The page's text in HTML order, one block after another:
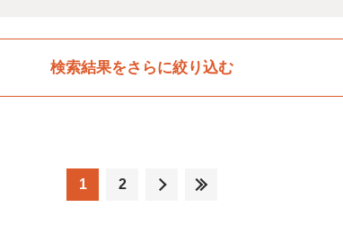
検索結果をさらに絞り込む
1 2